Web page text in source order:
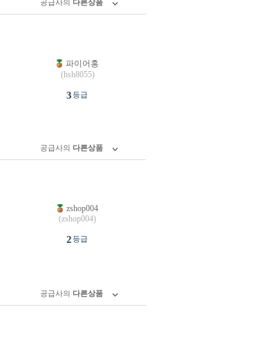
공급사의 다른상품
파이어홍
(hsh8055)
3등급
공급사의 다른상품
zshop004
(zshop004)
2등급
공급사의 다른상품